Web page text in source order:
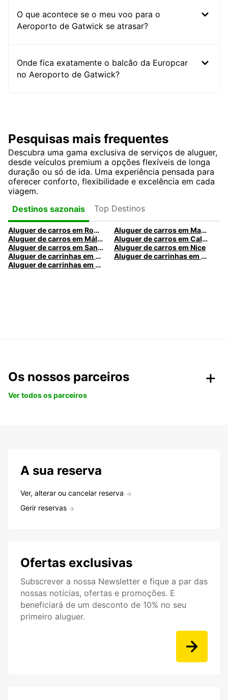
O que acontece se o meu voo para o
Aeroporto de Gatwick se atrasar?
Onde fica exatamente o balcão da Europcar
no Aeroporto de Gatwick?
Pesquisas mais frequentes
Descubra uma gama exclusiva de serviços de aluguer,
desde veículos premium a opções flexíveis de longa
duração ou só de ida. Uma experiência pensada para
oferecer conforto, flexibilidade e excelência em cada
viagem.
Destinos sazonais
Top Destinos
Aluguer de carros em Roma
Aluguer de carros em Madrid
Aluguer de carros em Málaga
Aluguer de carros em Caldas da Rainha
Aluguer de carros em Santa Maria da Feira
Aluguer de carros em Nice
Aluguer de carrinhas em Nice
Aluguer de carrinhas em Santa Maria da Feira
Aluguer de carrinhas em Caldas da Rainha
Os nossos parceiros
Ver todos os parceiros
A sua reserva
Ver, alterar ou cancelar reserva
Gerir reservas
Ofertas exclusivas
Subscrever a nossa Newsletter e fique a par das
nossas notícias, ofertas e promoções. E
beneficiará de um desconto de 10% no seu
primeiro aluguer.